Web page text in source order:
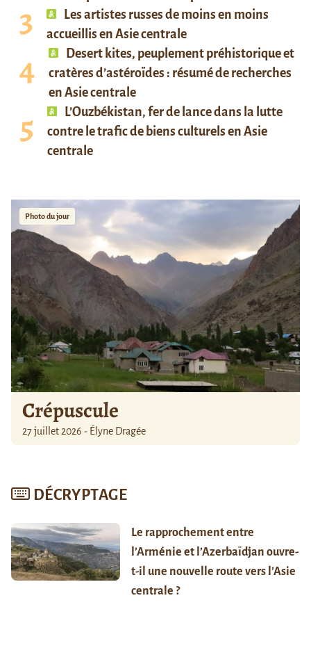
Les artistes russes de moins en moins
accueillis en Asie centrale
Desert kites, peuplement préhistorique et
cratères d’astéroïdes : résumé de recherches
en Asie centrale
L’Ouzbékistan, fer de lance dans la lutte
contre le trafic de biens culturels en Asie
centrale
Photo du jour
Crépuscule
27 juillet 2026 - Élyne Dragée
DÉCRYPTAGE
Le rapprochement entre
l’Arménie et l’Azerbaïdjan ouvre-
t-il une nouvelle route vers l’Asie
centrale ?